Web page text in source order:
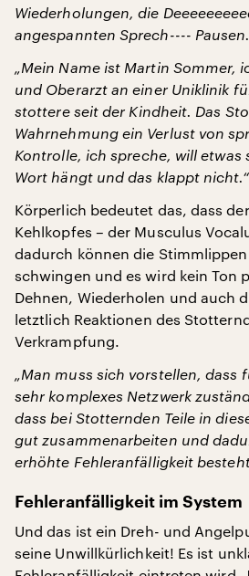
Wiederholungen, die
angespannten Sprech----
„Mein Name ist Martin Sommer,
und Oberarzt an einer Uniklinik
stottere seit der Kindheit. Das
Wahrnehmung ein Verlust von
Kontrolle, ich spreche, will etwas
Wort hängt und das klappt nicht.“
Körperlich bedeutet das, dass
Kehlkopfes – der Musculus
dadurch können die
schwingen und es wird kein Ton
Dehnen, Wiederholen und auch
letztlich Reaktionen des
Verkrampfung.
„Man muss sich vorstellen, dass
sehr komplexes Netzwerk
dass bei Stotternden Teile in
gut zusammenarbeiten und
erhöhte Fehleranfälligkeit
Fehleranfälligkeit im System
Und das ist ein Dreh- und
seine Unwillkürlichkeit! Es ist